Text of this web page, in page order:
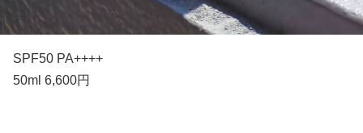
SPF50 PA++++
50ml 6,600円